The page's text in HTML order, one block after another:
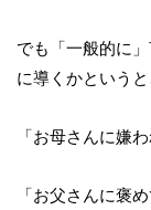
でも「一般的に
に導くかという
「お母さんに嫌
「お父さんに褒